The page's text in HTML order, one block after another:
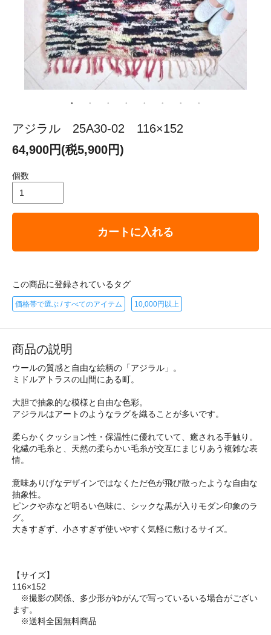
アジラル 25A30-02 116×152
64,900円(税5,900円)
個数
カートに入れる
この商品に登録されているタグ
価格帯で選ぶ / すべてのアイテム 10,000円以上
商品の説明
ウールの質感と自由な絵柄の「アジラル」。
ミドルアトラスの山間にある町。
大胆で抽象的な模様と自由な色彩。
アジラルはアートのようなラグを織ることが多いです。
柔らかくクッション性・保温性に優れていて、癒される手触り。
化繊の毛糸と、天然の柔らかい毛糸が交互にまじりあう複雑な表
情。
意味ありげなデザインではなくただ色が飛び散ったような自由な
抽象性。
ピンクや赤など明るい色味に、シックな黒が入りモダン印象のラ
グ。
大きすぎず、小さすぎず使いやすく気軽に敷けるサイズ。
【サイズ】
116×152
※撮影の関係、多少形がゆがんで写っているいる場合がござい
ます。
※送料全国無料商品